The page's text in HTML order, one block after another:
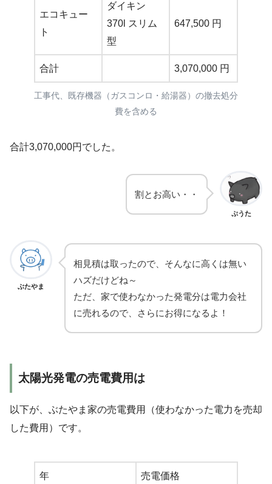
エコキュー
ト
ダイキン
370l スリム
型
647,500 円
合計 3,070,000 円
工事代、既存機器（ガスコンロ・給湯器）の撤去処分
費を含める
合計3,070,000円でした。
ぷうた
割とお高い・・
ぶたやま
相見積は取ったので、そんなに高くは無い
ハズだけどね～
ただ、家で使わなかった発電分は電力会社
に売れるので、さらにお得になるよ！
太陽光発電の売電費用は
以下が、ぶたやま家の売電費用（使わなかった電力を売却
した費用）です。
年 売電価格